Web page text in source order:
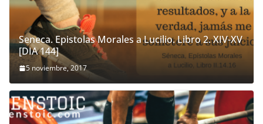
Seneca. Epistolas Morales a Lucilio. Libro 2. XIV-XV
[DIA 144]
5 noviembre, 2017